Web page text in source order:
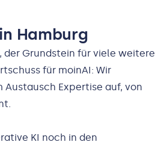
Hamburg
der Grundstein für viele weitere
für moinAI: Wir
Expertise auf, von
KI noch in den